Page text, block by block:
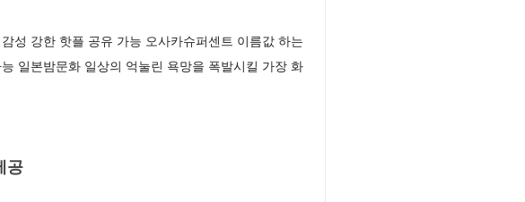
성 강한 핫플 공유 가능 오사카슈퍼센트 이름값 하는
일본밤문화 일상의 억눌린 욕망을 폭발시킬 가장 화
공